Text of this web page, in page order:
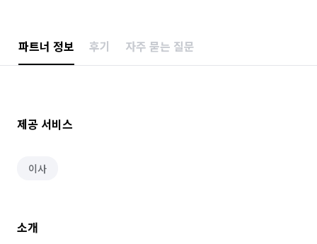
파트너 정보 후기 자주 묻는 질문
제공 서비스
이사
소개